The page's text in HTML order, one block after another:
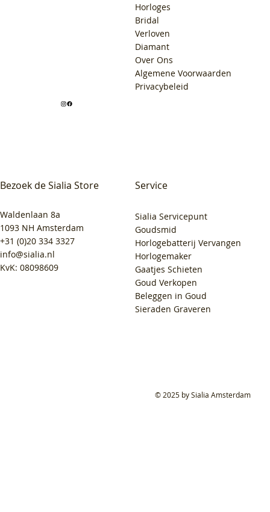
Bezoek de Sialia Store
Waldenlaan 8a
1093 NH Amsterdam
+31 (0)20 334 3327
info@sialia.nl
KvK: 08098609
Horloges
Bridal
Verloven
Diamant
Over Ons
Algemene Voorwaarden
Privacybeleid
Service
Sialia Servicepunt
Goudsmid
Horlogebatterij Vervangen
Horlogemaker
Gaatjes Schieten
Goud Verkopen
Beleggen in Goud
Sieraden Graveren
© 2025 by Sialia Amsterdam